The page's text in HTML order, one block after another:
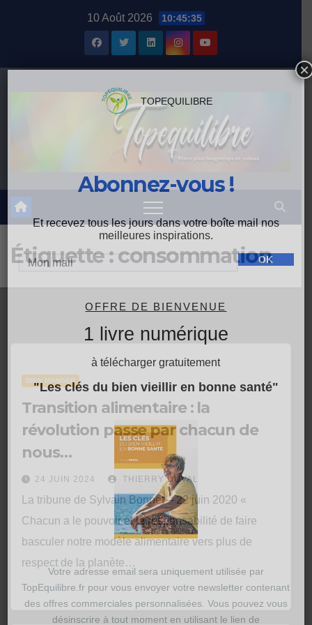
10 Août 2026 10:45:35
Étiquette :consommation
BIEN MANGER
Transition alimentaire : la
révolution passe par chacun de
nous…
24 JUIN 2024 THIERRY DUVAL
La tribune de Sylvain Bonnet – 22 juin 2020 «
Chacun a le pouvoir et la responsabilité de faire
basculer notre modèle alimentaire vers plus de
respect de la planète…
TOPEQUILIBRE
Abonnez-vous !
Et recevez tous les jours dans votre boîte mail nos
meilleures inspirations.
OFFRE DE BIENVENUE
1 livre numérique
à télécharger gratuitement
"Les clés du bien vieillir en bonne santé"
Votre adresse email sera uniquement utilisée par
TopEquilibre.fr pour vous envoyer votre newsletter contenant
des offres commerciales personnalisées. Vous pouvez vous
désinscrire à tout moment en utilisant le lien de
×